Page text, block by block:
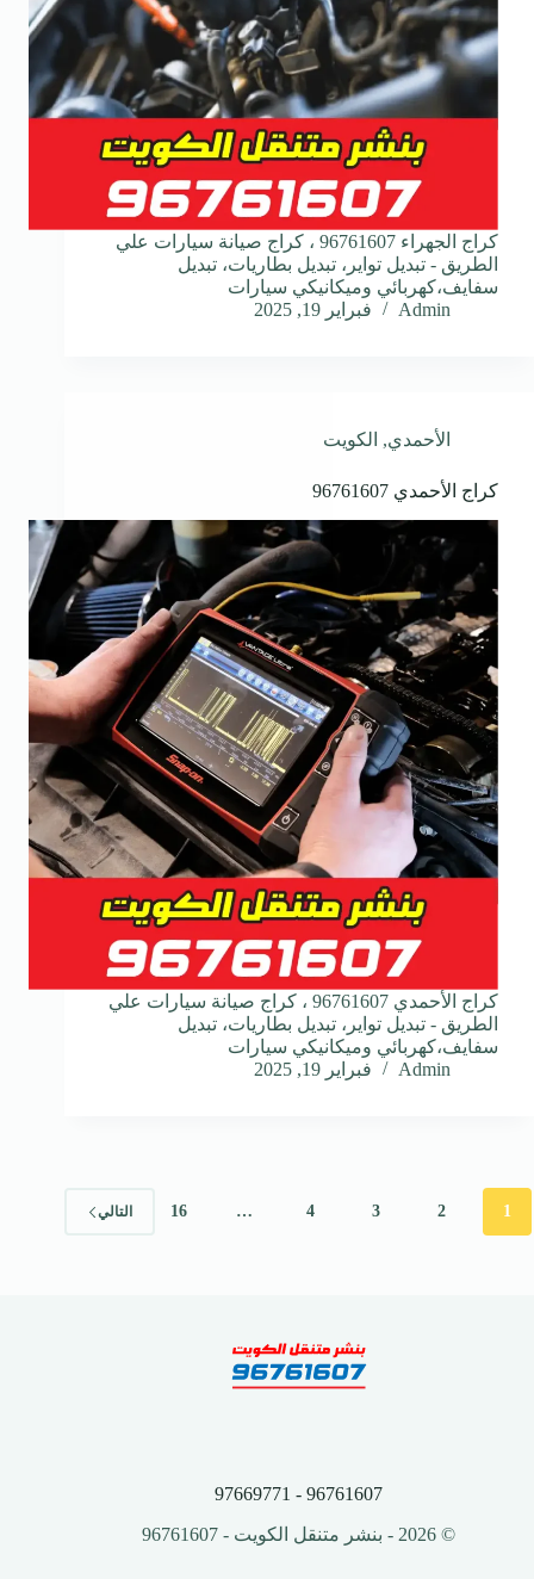
كراج الجهراء 96761607 ، كراج صيانة سيارات علي
الطريق - تبديل تواير، تبديل بطاريات، تبديل
سفايف،كهربائي وميكانيكي سيارات
Admin
فبراير 19, 2025
الأحمدي, الكويت
كراج الأحمدي 96761607
كراج الأحمدي 96761607 ، كراج صيانة سيارات علي
الطريق - تبديل تواير، تبديل بطاريات، تبديل
سفايف،كهربائي وميكانيكي سيارات
Admin
فبراير 19, 2025
1
2
3
4
…
16 التالي
96761607 - 97669771
© 2026 - بنشر متنقل الكويت - 96761607